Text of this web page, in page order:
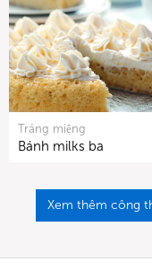
Tráng miệng
Bánh milks ba
Xem thêm công